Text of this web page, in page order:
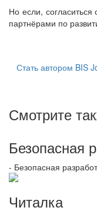
Но если,
партнёрами по
Стать автором BIS
Смотрите
Безопасная
- Безопасная
Читалка